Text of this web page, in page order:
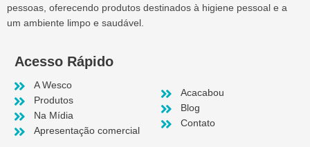
pessoas, oferecendo produtos destinados à higiene pessoal e a
um ambiente limpo e saudável.
Acesso Rápido
A Wesco
Produtos
Na Mídia
Apresentação comercial
Acacabou
Blog
Contato